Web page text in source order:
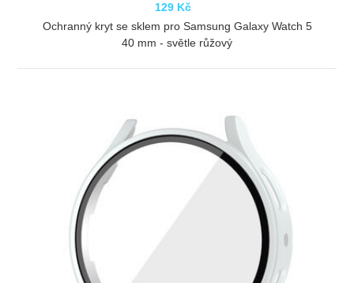
129 Kč
Ochranný kryt se sklem pro Samsung Galaxy Watch 5
40 mm - světle růžový